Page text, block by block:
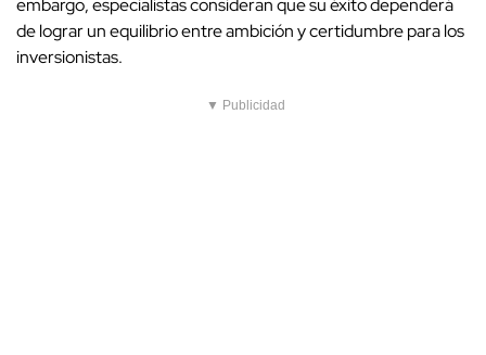
embargo, especialistas consideran que su éxito dependerá
de lograr un equilibrio entre ambición y certidumbre para los
inversionistas.
▼ Publicidad